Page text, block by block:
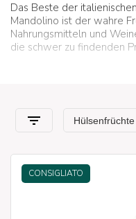
Das Beste der
Mandolino ist der wahre
Nahrungsmitteln und
die schwer zu findenden
CONSIGLIATO